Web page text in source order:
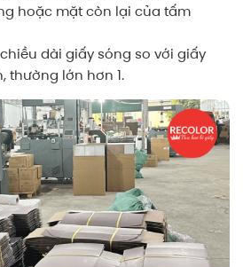
hoặc mặt còn lại của tấm
dài giấy sóng so với giấy
thường lớn hơn 1.